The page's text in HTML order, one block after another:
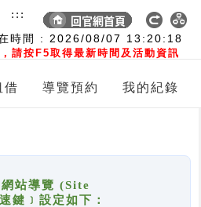
時間 : 2026/08/07 13:20:18
請按F5取得最新時間及活動資訊
:::
借 導覽預約 我的紀錄
站導覽 (Site
﹞設定如下：